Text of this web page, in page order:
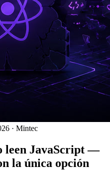
· Mintec
leen JavaScript —
la única opción